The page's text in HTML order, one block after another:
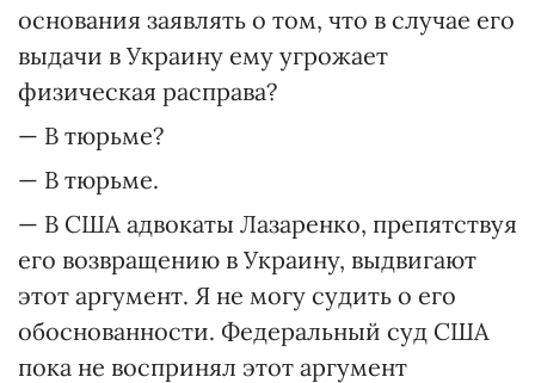
основания заявлять о том, что в случае его
выдачи в Украину ему угрожает
физическая расправа?
— В тюрьме?
— В тюрьме.
— В США адвокаты Лазаренко, препятствуя
его возвращению в Украину, выдвигают
этот аргумент. Я не могу судить о его
обоснованности. Федеральный суд США
пока не воспринял этот аргумент